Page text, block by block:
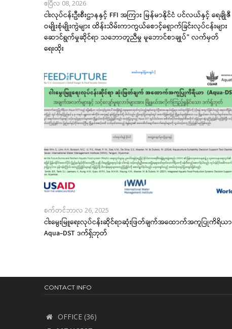
ဧပြီလ 08, 2026
ငါးလုပ်ငန်းဦးစီးဌာနနှင့် FFI အကြား မြန်မာနိုင်ငံ ပင်လယ်နှင့် ရေချိုဇီ
ဝမျိုးစုံမျိုးကွဲများ ထိန်းသိမ်းကာကွယ်စောင့်ရှောက်ခြင်းလုပ်ငန်းများ
ဆောင်ရွက်မှုဆိုင်ရာ သဘောတူညီမှု မူဘောင်စာချုပ်” လက်မှတ်
ရေးထိုး
စက်တင်ဘာလ 26, 2025
ငါးမွေးမြူရေးလုပ်ငန်းဆိုင်ရာဆုံးဖြတ်ချက်အထောက်အကူပြုကိရိယာ
Aqua-DST ဒက်ရှ်ဘုတ်
CONTACT INFO
OFFICE (36)